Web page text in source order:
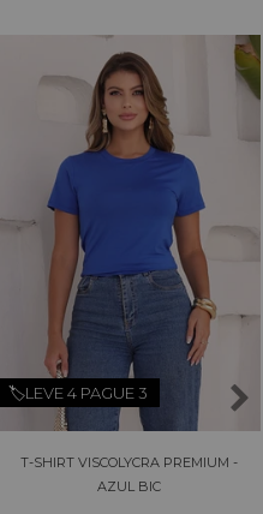
🏷️LEVE 4 PAGUE 3
T-SHIRT VISCOLYCRA PREMIUM -
AZUL BIC